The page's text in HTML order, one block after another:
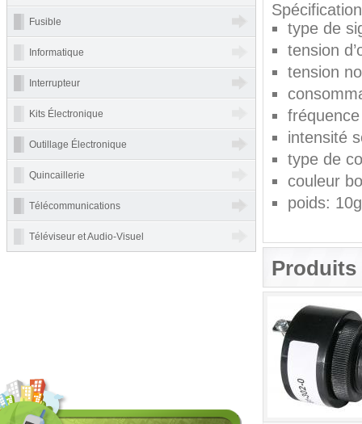
type de
tension
tension
intensité
type de
couleur
poids: 10g
Produits
Fusible
Informatique
Interrupteur
Kits Électronique
Outillage Électronique
Quincaillerie
Télécommunications
Téléviseur et Audio-Visuel